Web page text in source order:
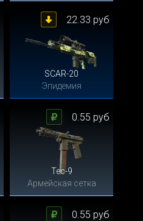
SCAR-20
Эпидемия
22.33 руб
Tec-9
Армейская сетка
0.55 руб
0.55 руб